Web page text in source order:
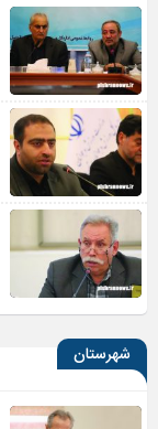
شهرستان